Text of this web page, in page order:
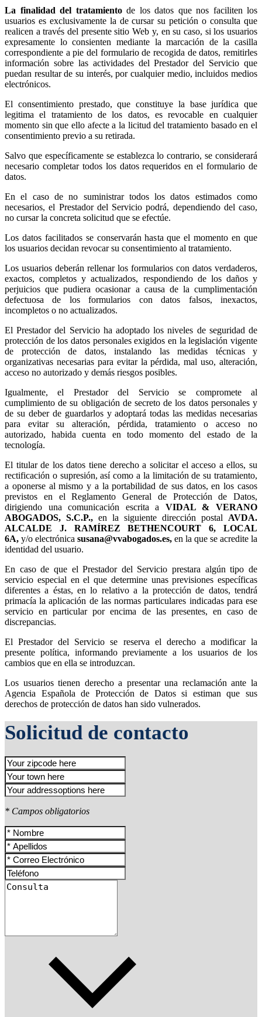
La finalidad del tratamientode los datos que nos faciliten los
usuarios es exclusivamente la de cursar su petición o consulta que
realicen a través del presente sitio Web y, en su caso, si los usuarios
expresamente lo consienten mediante la marcación de la casilla
correspondiente a pie del formulario de recogida de datos, remitirles
información sobre las actividades del Prestador del Servicio que
puedan resultar de su interés, por cualquier medio, incluidos medios
electrónicos.
El consentimiento prestado, que constituye la base jurídica que
legitima el tratamiento de los datos, es revocable en cualquier
momento sin que ello afecte a la licitud del tratamiento basado en el
consentimiento previo a su retirada.
Salvo que específicamente se establezca lo contrario, se considerará
necesario completar todos los datos requeridos en el formulario de
datos.
En el caso de no suministrar todos los datos estimados como
necesarios, el Prestador del Servicio podrá, dependiendo del caso,
no cursar la concreta solicitud que se efectúe.
Los datos facilitados se conservarán hasta que el momento en que
los usuarios decidan revocar su consentimiento al tratamiento.
Los usuarios deberán rellenar los formularios con datos verdaderos,
exactos, completos y actualizados, respondiendo de los daños y
perjuicios que pudiera ocasionar a causa de la cumplimentación
defectuosa de los formularios con datos falsos, inexactos,
incompletos o no actualizados.
El Prestador del Servicio ha adoptado los niveles de seguridad de
protección de los datos personales exigidos en la legislación vigente
de protección de datos, instalando las medidas técnicas y
organizativas necesarias para evitar la pérdida, mal uso, alteración,
acceso no autorizado y demás riesgos posibles.
Igualmente, el Prestador del Servicio se compromete al
cumplimiento de su obligación de secreto de los datos personales y
de su deber de guardarlos y adoptará todas las medidas necesarias
para evitar su alteración, pérdida, tratamiento o acceso no
autorizado, habida cuenta en todo momento del estado de la
tecnología.
El titular de los datos tiene derecho a solicitar el acceso a ellos, su
rectificación o supresión, así como a la limitación de su tratamiento,
a oponerse al mismo y a la portabilidad de sus datos, en los casos
previstos en el Reglamento General de Protección de Datos,
dirigiendo una comunicación escrita a
, en la siguiente dirección postal
, y/o electrónica , en la que se acredite la
identidad del usuario.
En caso de que el Prestador del Servicio prestara algún tipo de
servicio especial en el que determine unas previsiones específicas
diferentes a éstas, en lo relativo a la protección de datos, tendrá
primacía la aplicación de las normas particulares indicadas para ese
servicio en particular por encima de las presentes, en caso de
discrepancias.
El Prestador del Servicio se reserva el derecho a modificar la
presente política, informando previamente a los usuarios de los
cambios que en ella se introduzcan.
Los usuarios tienen derecho a presentar una reclamación ante la
Agencia Española de Protección de Datos si estiman que sus
derechos de protección de datos han sido vulnerados.
Solicitud de contacto
* Campos obligatorios